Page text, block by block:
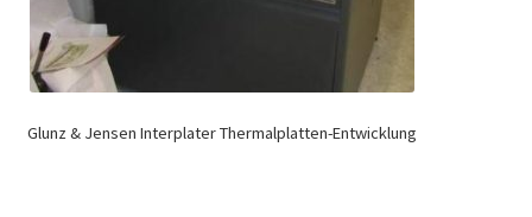
Glunz & Jensen Interplater Thermalplatten-Entwicklung